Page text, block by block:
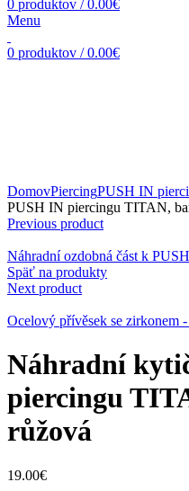
0 produktov / 0.00€
Menu
0 produktov / 0.00€
DomovPiercingPUSH IN
PUSH IN piercingu TITAN,
Previous product
Náhradní ozdobná část k
Späť na produkty
Next product
Ocelový přívěsek se zirkonem
Náhradní
piercingu
růžová
19.00€